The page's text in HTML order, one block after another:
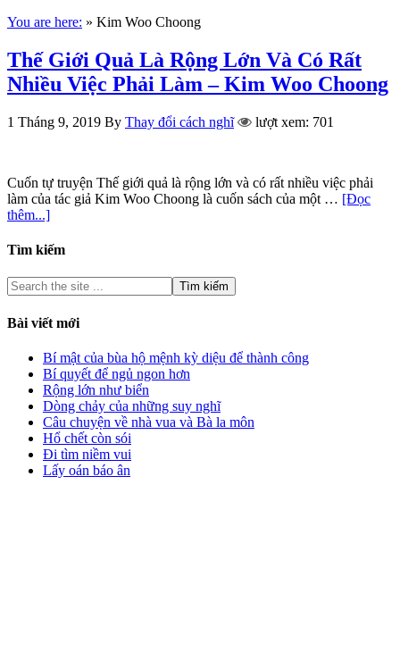
You are here: » Kim Woo Choong
Thế Giới Quả Là Rộng Lớn Và Có Rất
Nhiều Việc Phải Làm – Kim Woo Choong
1 Tháng 9, 2019 By Thay đổi cách nghĩ lượt xem: 701
Cuốn tự truyện Thế giới quả là rộng lớn và có rất nhiều việc phải
làm của tác giả Kim Woo Choong là cuốn sách của một … [Đọc
thêm...]
Tìm kiếm
Bài viết mới
Bí mật của bùa hộ mệnh kỳ diệu để thành công
Bí quyết để ngủ ngon hơn
Rộng lớn như biển
Dòng chảy của những suy nghĩ
Câu chuyện về nhà vua và Bà la môn
Hổ chết còn sói
Đi tìm niềm vui
Lấy oán báo ân